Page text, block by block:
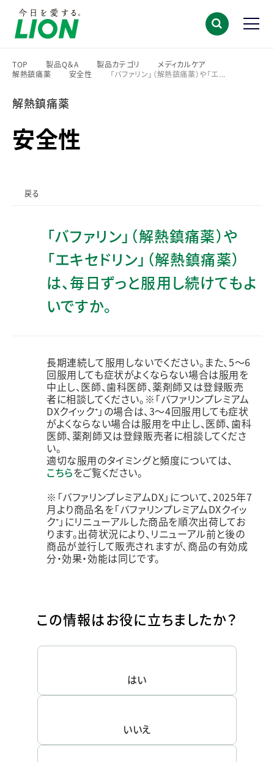
TOP
>
製品Q＆A
>
製品カテゴリ
>
メディカルケア
>
解熱鎮痛薬
安全性
「バファリン」（解熱鎮痛薬）や「エ...
解熱鎮痛薬
安全性
戻る
「バファリン」（解熱鎮痛薬）や
「エキセドリン」（解熱鎮痛薬）
は、毎日ずっと服用し続けてもよ
いですか。
長期連続して服用しないでください。また、5〜6
回服用しても症状がよくならない場合は服用を
中止し、医師、歯科医師、薬剤師又は登録販売
者に相談してください。※「バファリンプレミアム
DXクイック⁺」の場合は、3～4回服用しても症状
がよくならない場合は服用を中止し、医師、歯科
医師、薬剤師又は登録販売者に相談してくださ
い。
適切な服用のタイミングと頻度については、
こちらをご覧ください。
※「バファリンプレミアムDX」について、2025年7
月より商品名を「バファリンプレミアムDXクイッ
ク⁺」にリニューアルした商品を順次出荷してお
ります。出荷状況により、リニューアル前と後の
商品が並行して販売されますが、商品の有効成
分・効果・効能は同じです。
この情報はお役に立ちましたか？
はい
いいえ